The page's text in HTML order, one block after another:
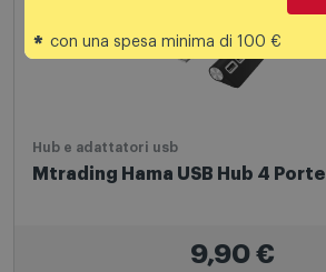
Hub e adattatori usb
Mtrading Hama USB Hub 4 Porte
9,90 €
* con una spesa minima di 100 €